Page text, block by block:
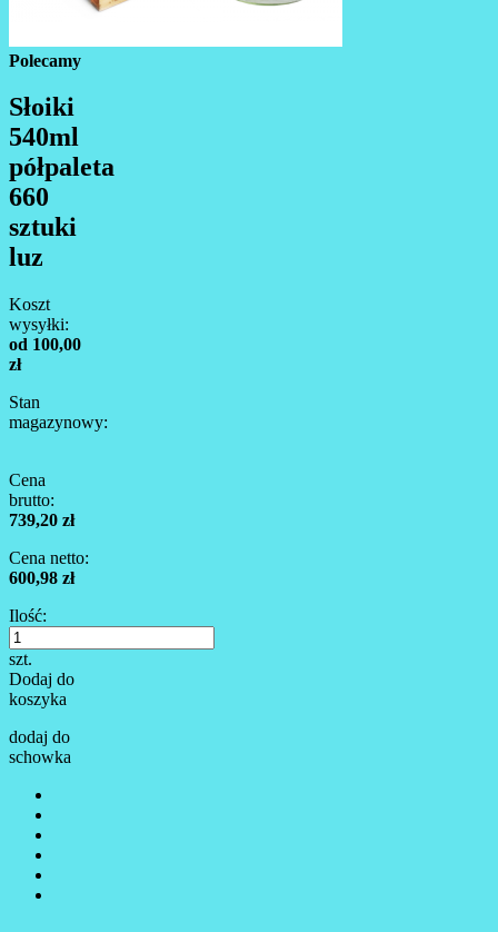
Polecamy
Słoiki
540ml
półpaleta
660
sztuki
luz
Koszt
wysyłki:
od 100,00
zł
Stan
magazynowy:
Cena
brutto:
739,20 zł
Cena netto:
600,98 zł
Ilość:
szt.
Dodaj do
koszyka
dodaj do
schowka